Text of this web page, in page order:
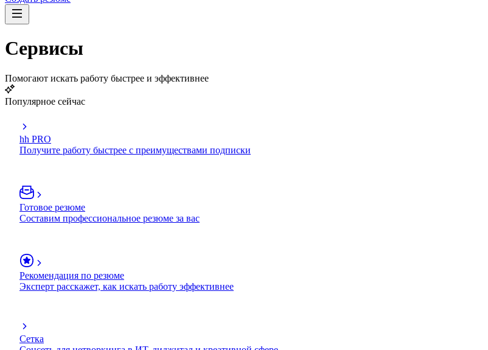
Сервисы
Помогают искать работу быстрее и эффективнее
Популярное сейчас
hh PRO
Получите работу быстрее с преимуществами подписки
Готовое резюме
Составим профессиональное резюме за вас
Рекомендация по резюме
Эксперт расскажет, как искать работу эффективнее
Сетка